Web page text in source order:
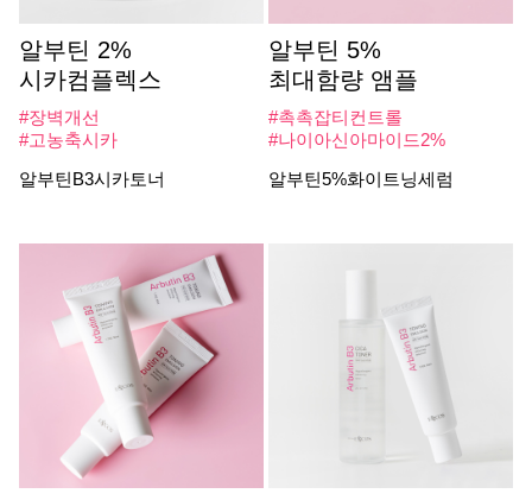
알부틴 2%
시카컴플렉스
#장벽개선
#고농축시카
알부틴B3시카토너
알부틴 5%
최대함량 앰플
#촉촉잡티컨트롤
#나이아신아마이드2%
알부틴5%화이트닝세럼